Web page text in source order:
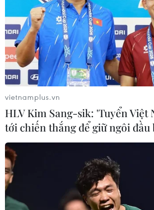
Thảm sát ở Tây Bắc Nigeria, ít nhất
24 người đã thiệt mạng
23/07/2026 22:47
Dịch tả bùng phát nghiêm trọng tại
Nigeria, hàng trăm người tử vong
23/07/2026 07:23
Dịch Ebola: Số ca tử vong ở châu Phi
tăng lên hơn 1.000 người
22/07/2026 22:56
vietnamplus.vn
HLV Kim Sang-sik: 'Tuyển Việt
tới chiến thắng để giữ ngôi đầu